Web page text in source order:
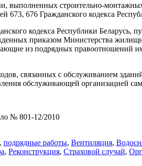
выполненных строительно-
673, 676 Гражданского кодекса
кодекса Республики
приказом Министерства
из подрядных правоотношений
связанных с обслуживанием
обслуживающей организацией
№ 801-12/2010
, подрядные работы, Вентиляция,
, Реконструкция, Страховой случай,